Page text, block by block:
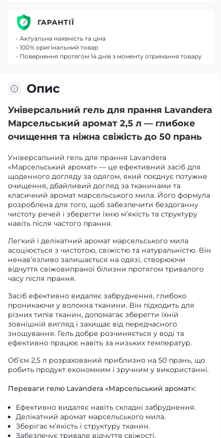
Опис
Універсальний гель для прання Lavandera
Марсельський аромат 2,5 л — глибоке
очищення та ніжна свіжість до 50 прань
Універсальний гель для прання Lavandera
«Марсельський аромат» — це ефективний засіб для
щоденного догляду за одягом, який поєднує потужне
очищення, дбайливий догляд за тканинами та
класичний аромат марсельського мила. Його формула
розроблена для того, щоб забезпечити бездоганну
чистоту речей і зберегти їхню м’якість та структуру
навіть після частого прання.
Легкий і делікатний аромат марсельського мила
асоціюється з чистотою, свіжістю та натуральністю. Він
ненав’язливо залишається на одязі, створюючи
відчуття свіжовипраної білизни протягом тривалого
часу після прання.
Засіб ефективно видаляє забруднення, глибоко
проникаючи у волокна тканини. Він підходить для
різних типів тканин, допомагає зберегти їхній
зовнішній вигляд і захищає від передчасного
зношування. Гель добре розчиняється у воді та
ефективно працює навіть за низьких температур.
Об’єм 2,5 л розрахований приблизно на 50 прань, що
робить продукт економним і зручним у використанні.
Переваги гелю Lavandera «Марсельський аромат»:
Ефективно видаляє навіть складні забруднення.
Делікатний аромат марсельського мила.
Зберігає м’якість і структуру тканин.
Забезпечує тривале відчуття свіжості.
ГАРАНТІЇ
- Актуальна наявність та ціна
- 100% оригінальний товар
- Повернення протягом 14 днів з моменту отримання товару